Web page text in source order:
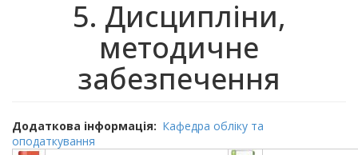
5. Дисципліни,
методичне
забезпечення
Додаткова інформація
Кафедра обліку та
оподаткування